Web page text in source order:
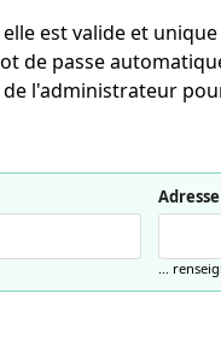
est valide et
de passe
l'administrateur
…